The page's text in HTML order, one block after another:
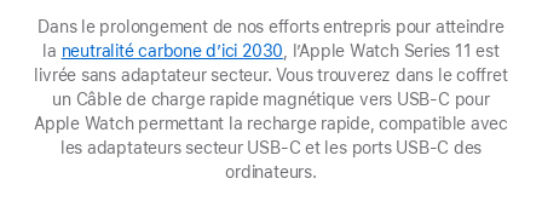
Dans le prolongement de nos efforts entrepris pour atteindre
la neutralité carbone d’ici 2030 (s’ouvre
dans
une
nouvelle
fenêtre)
, l’Apple Watch Series 11 est
livrée sans adaptateur secteur. Vous trouverez dans le coffret
un Câble de charge rapide magnétique vers USB‑C pour
Apple Watch permettant la recharge rapide, compatible avec
les adaptateurs secteur USB-C et les ports USB-C des
ordinateurs.